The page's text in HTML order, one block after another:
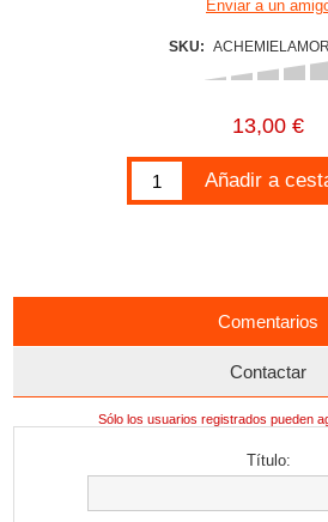
SKU:
13,00 €
Comentarios
Contactar
Sólo los usuarios registrados pueden
Título: